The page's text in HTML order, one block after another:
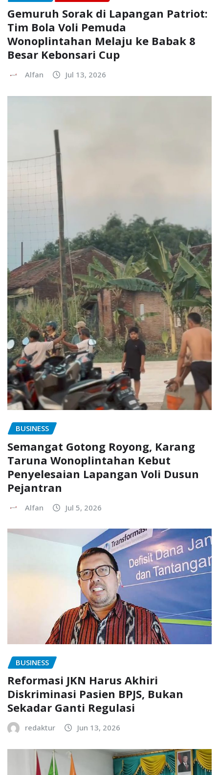
Gemuruh Sorak di Lapangan Patriot:
Tim Bola Voli Pemuda
Wonoplintahan Melaju ke Babak 8
Besar Kebonsari Cup
Alfan Jul 13, 2026
BUSINESS
Semangat Gotong Royong, Karang
Taruna Wonoplintahan Kebut
Penyelesaian Lapangan Voli Dusun
Pejantran
Alfan Jul 5, 2026
BUSINESS
Reformasi JKN Harus Akhiri
Diskriminasi Pasien BPJS, Bukan
Sekadar Ganti Regulasi
redaktur Jun 13, 2026